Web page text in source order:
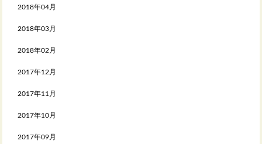
2018年04月
2018年03月
2018年02月
2017年12月
2017年11月
2017年10月
2017年09月